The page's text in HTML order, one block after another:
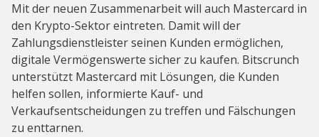
Mit der neuen Zusammenarbeit will auch Mastercard in
den Krypto-Sektor eintreten. Damit will der
Zahlungsdienstleister seinen Kunden ermöglichen,
digitale Vermögenswerte sicher zu kaufen. Bitscrunch
unterstützt Mastercard mit Lösungen, die Kunden
helfen sollen, informierte Kauf- und
Verkaufsentscheidungen zu treffen und Fälschungen
zu enttarnen.